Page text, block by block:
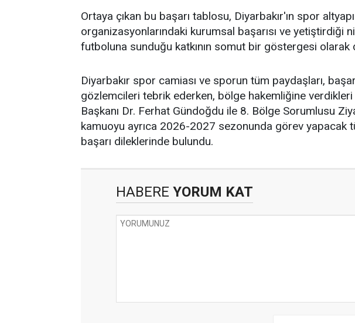
Ortaya çıkan bu başarı tablosu, Diyarbakır'ın spor
organizasyonlarındaki kurumsal başarısı ve yetiştirdiği
futboluna sunduğu katkının somut bir göstergesi olarak
Diyarbakır spor camiası ve sporun tüm paydaşları,
gözlemcileri tebrik ederken, bölge hakemliğine
Başkanı Dr. Ferhat Gündoğdu ile 8. Bölge Sorumlusu
kamuoyu ayrıca 2026-2027 sezonunda görev yapacak
başarı dileklerinde bulundu.
HABERE YORUM KAT